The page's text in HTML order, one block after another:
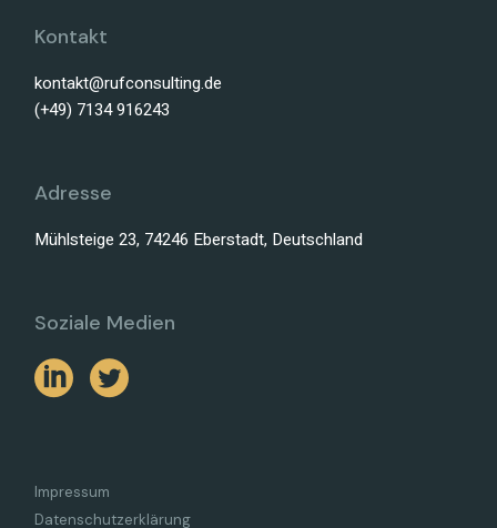
Kontakt
kontakt@rufconsulting.de
(+49) 7134 916243
Adresse
Mühlsteige 23, 74246 Eberstadt, Deutschland
Soziale Medien
Impressum
Datenschutzerklärung